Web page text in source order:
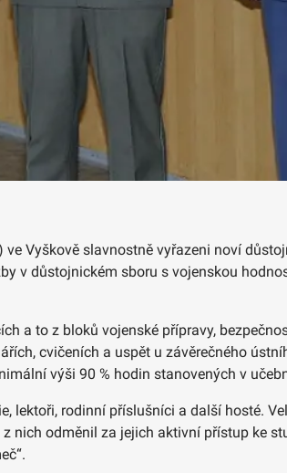
ve Vyškově slavnostně vyřazeni noví
v důstojnickém sboru s vojenskou
a to z bloků vojenské přípravy,
cvičeních a uspět u závěrečného
výši 90 % hodin stanovených v
rodinní příslušníci a další hosté.
nich odměnil za jejich aktivní přístup ke